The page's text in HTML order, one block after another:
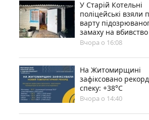
У Старій Котельні
поліцейські взяли
варту
замаху на вбивство
Вчора о 16:08
Н️а Житомирщині
зафіксовано
спеку: +38°C
Вчора о 14:40